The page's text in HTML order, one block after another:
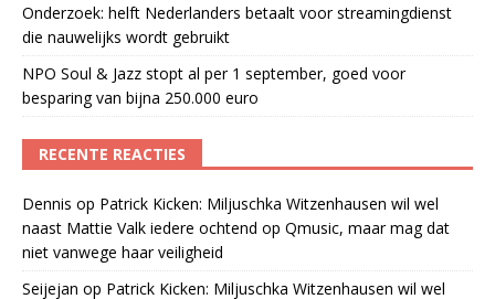
Onderzoek: helft Nederlanders betaalt voor streamingdienst
die nauwelijks wordt gebruikt
NPO Soul & Jazz stopt al per 1 september, goed voor
besparing van bijna 250.000 euro
RECENTE REACTIES
Dennis op Patrick Kicken: Miljuschka Witzenhausen wil wel
naast Mattie Valk iedere ochtend op Qmusic, maar mag dat
niet vanwege haar veiligheid
Seijejan op Patrick Kicken: Miljuschka Witzenhausen wil wel